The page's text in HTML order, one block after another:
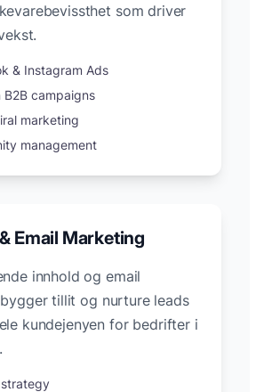
som driver
& Instagram Ads
B2B campaigns
marketing
management
Email Marketing
innhold og email
tillit og nurture leads
kundejenyen for bedrifter i
.